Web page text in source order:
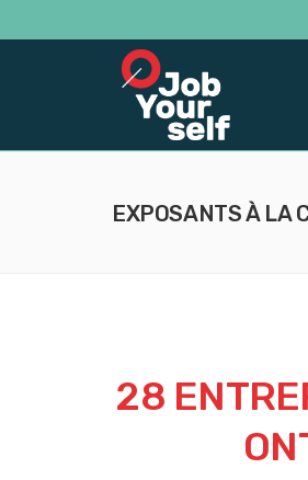
EXPOSANTS À LA
28